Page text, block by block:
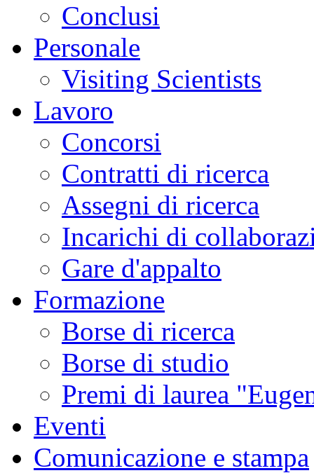
Conclusi
Personale
Visiting Scientists
Lavoro
Concorsi
Contratti di ricerca
Assegni di ricerca
Incarichi di
Gare d'appalto
Formazione
Borse di ricerca
Borse di studio
Premi di laurea
Eventi
Comunicazione e stampa